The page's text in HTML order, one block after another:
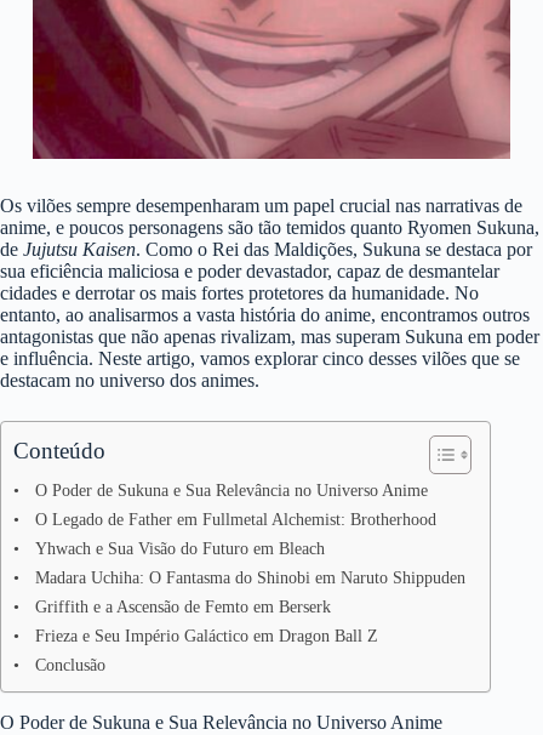
Os vilões sempre desempenharam um papel crucial nas narrativas de
anime, e poucos personagens são tão temidos quanto Ryomen Sukuna,
de Jujutsu Kaisen. Como o Rei das Maldições, Sukuna se destaca por
sua eficiência maliciosa e poder devastador, capaz de desmantelar
cidades e derrotar os mais fortes protetores da humanidade. No
entanto, ao analisarmos a vasta história do anime, encontramos outros
antagonistas que não apenas rivalizam, mas superam Sukuna em poder
e influência. Neste artigo, vamos explorar cinco desses vilões que se
destacam no universo dos animes.
Conteúdo
O Poder de Sukuna e Sua Relevância no Universo Anime
O Legado de Father em Fullmetal Alchemist: Brotherhood
Yhwach e Sua Visão do Futuro em Bleach
Madara Uchiha: O Fantasma do Shinobi em Naruto Shippuden
Griffith e a Ascensão de Femto em Berserk
Frieza e Seu Império Galáctico em Dragon Ball Z
Conclusão
O Poder de Sukuna e Sua Relevância no Universo Anime